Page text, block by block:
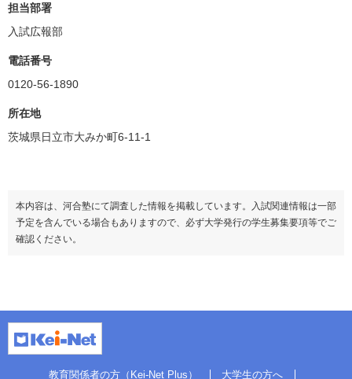
担当部署
入試広報部
電話番号
0120-56-1890
所在地
茨城県日立市大みか町6-11-1
本内容は、河合塾にて調査した情報を掲載しています。入試関連情報は一部
予定を含んでいる場合もありますので、必ず大学発行の学生募集要項等でご
確認ください。
教育関係者の方（Kei-Net Plus） 大学生の方へ